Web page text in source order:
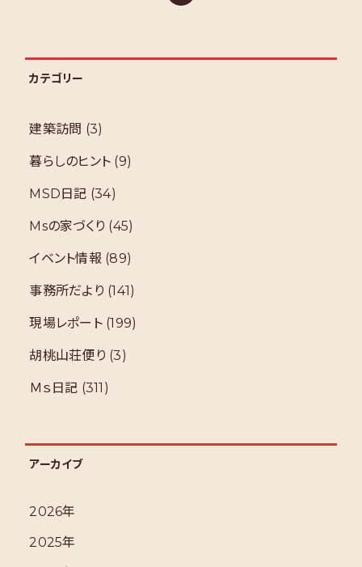
カテゴリー
建築訪問 (3)
暮らしのヒント (9)
MSD日記 (34)
Msの家づくり (45)
イベント情報 (89)
事務所だより (141)
現場レポート(199)
胡桃山荘便り (3)
Ｍｓ日記 (311)
アーカイブ
2026年
2025年